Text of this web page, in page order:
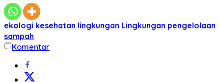
ekologi kesehatan lingkungan Lingkungan pengelolaan
sampah
Komentar